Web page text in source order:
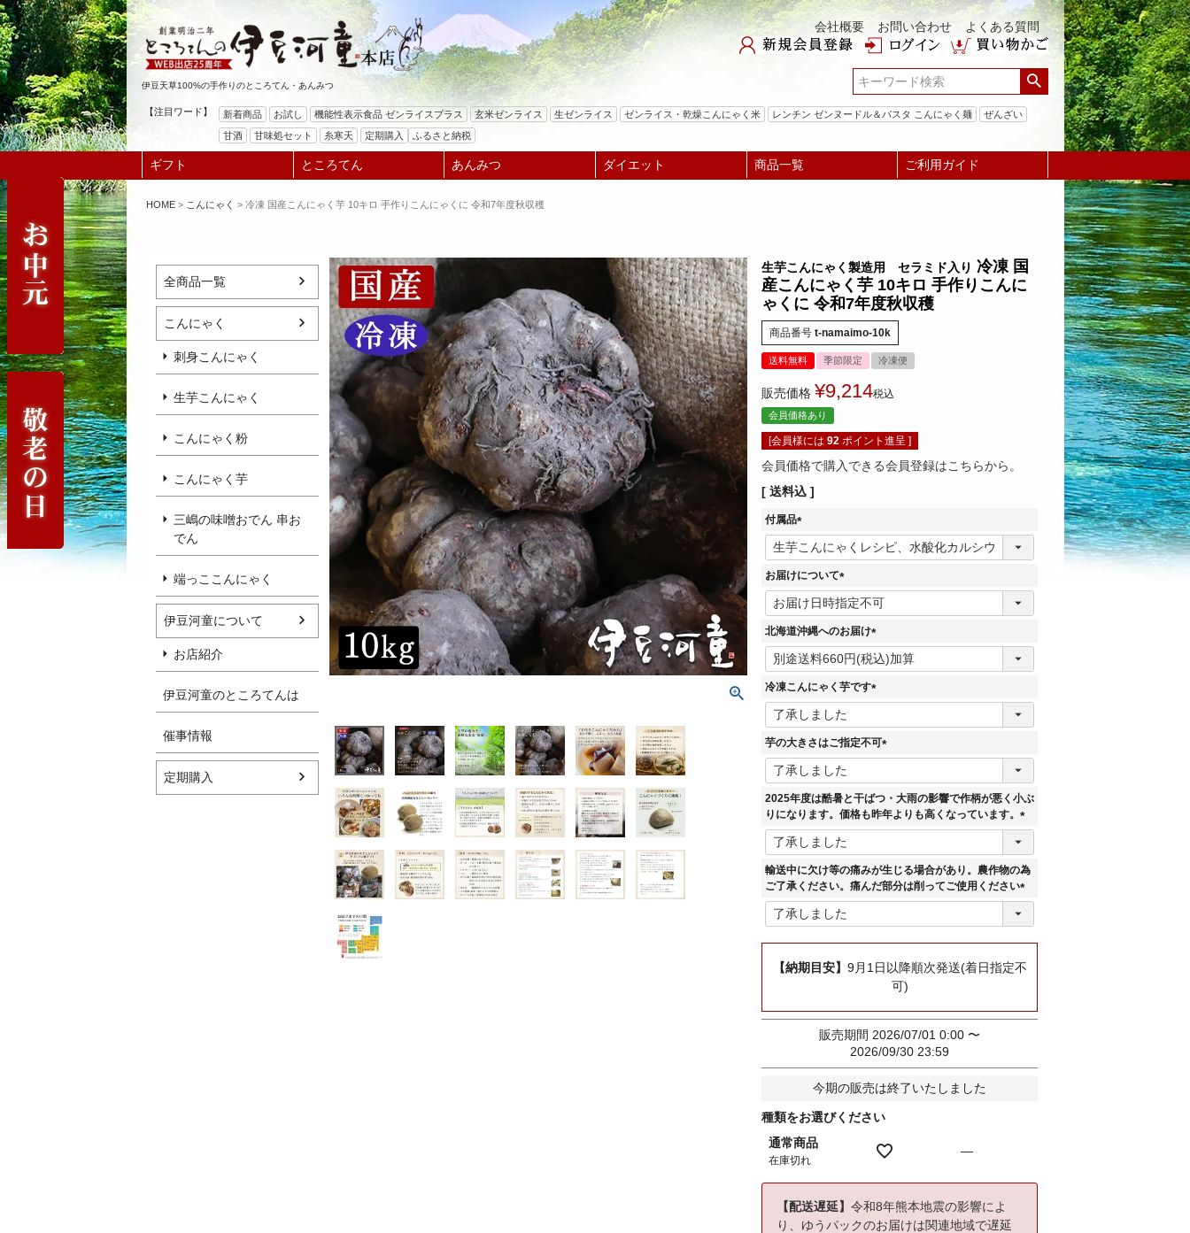
伊豆天草100%の手作りのところてん・あんみつ
会社概要 お問い合わせ よくある質問
検索
【注目ワード】 新着商品 お試し 機能性表示食品 ゼンライスプラス 玄米ゼンライス 生ゼンライス ゼンライス・乾燥こんにゃく米 レンチン ゼンヌードル＆パスタ こんにゃく麺
ぜんざい
甘酒
甘味処セット 糸寒天 定期購入 ふるさと納税
ギフト ところてん あんみつ ダイエット 商品一覧 ご利用ガイド
HOME こんにゃく 冷凍 国産こんにゃく芋 10キロ 手作りこんにゃくに 令和7年度秋収穫
全商品一覧
こんにゃく
刺身こんにゃく
生芋こんにゃく
こんにゃく粉
こんにゃく芋
三嶋の味噌おでん 串お
でん
端っここんにゃく
伊豆河童について
お店紹介
伊豆河童のところてんは
催事情報
定期購入
生芋こんにゃく製造用 セラミド入り 冷凍 国
産こんにゃく芋 10キロ 手作りこんに
ゃくに 令和7年度秋収穫
商品番号 t-namaimo-10k
送料無料 季節限定 冷凍便
販売価格 ¥9,214税込
会員価格あり
[会員様には 92 ポイント進呈 ]
会員価格で購入できる会員登録はこちらから。
送料込
付属品
(
必
須
お届けについて
(
必
須
北海道沖縄へのお届け
(
必
須
冷凍こんにゃく芋です
(
須
芋の大きさはご指定不可
(
須
)
2025年度は酷暑と干ばつ・大雨の影響で作柄が悪く小ぶ
りになります。価格も昨年よりも高くなっています。
(
須
)
輸送中に欠け等の痛みが生じる場合があり。農作物の為
ご了承ください。痛んだ部分は削ってご使用ください
(
【納期目安】 9月1日以降順次発送(着日指定不
可)
販売期間 2026/07/01 0:00 〜
2026/09/30 23:59
今期の販売は終了いたしました
種類をお選びください
通常商品
在庫切れ
—
【配送遅延】 令和8年熊本地震の影響によ
り、ゆうパックのお届けは関連地域で遅延